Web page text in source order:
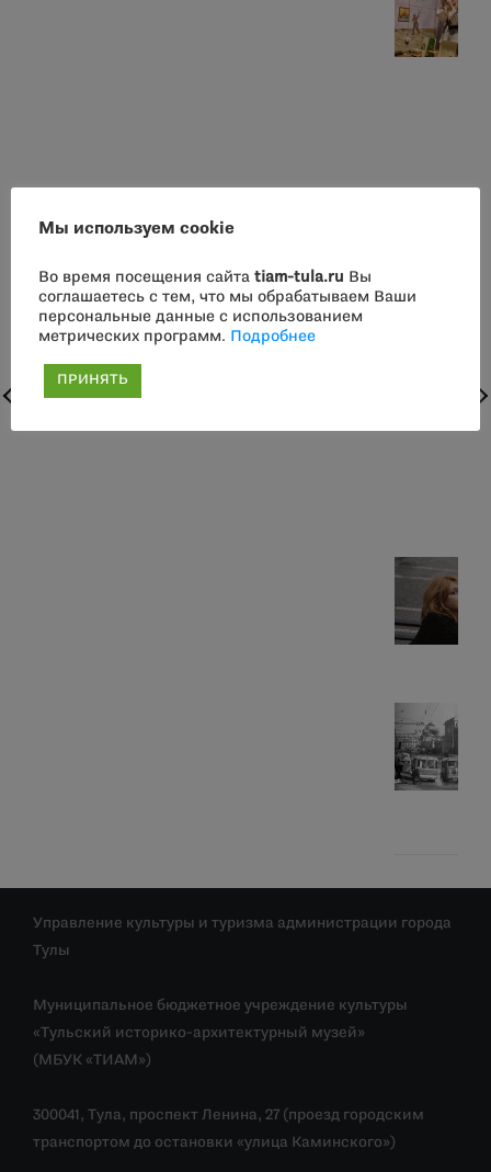
Управление культуры и туризма администрации города
Тулы
Муниципальное бюджетное учреждение культуры
«Тульский историко-архитектурный музей»
(МБУК «ТИАМ»)
300041, Тула, проспект Ленина, 27 (проезд городским
транспортом до остановки «улица Каминского»)
Мы используем cookie
Во время посещения сайта tiam-tula.ru Вы
соглашаетесь с тем, что мы обрабатываем Ваши
персональные данные с использованием
метрических программ.
Подробнее
ПРИНЯТЬ